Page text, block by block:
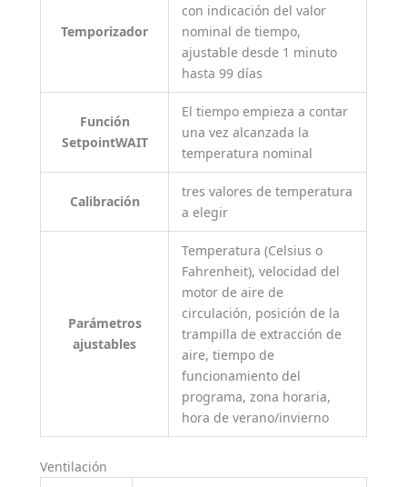
Temporizador
con indicación del valor
nominal de tiempo,
ajustable desde 1 minuto
hasta 99 días
Función
SetpointWAIT
El tiempo empieza a contar
una vez alcanzada la
temperatura nominal
Calibración
tres valores de temperatura
a elegir
Parámetros
ajustables
Temperatura (Celsius o
Fahrenheit), velocidad del
motor de aire de
circulación, posición de la
trampilla de extracción de
aire, tiempo de
funcionamiento del
programa, zona horaria,
hora de verano/invierno
Ventilación